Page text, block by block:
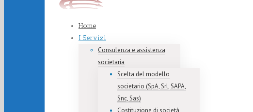
Home
I Servizi
Consulenza e assistenza
societaria
Scelta del modello
societario (SpA, Srl, SAPA,
Snc, Sas)
Costituzione di società